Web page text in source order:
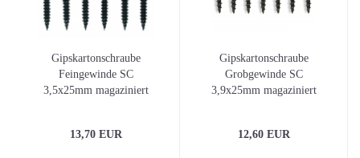
Gipskartonschraube
Feingewinde SC
3,5x25mm magaziniert
13,70 EUR
Gipskartonschraube
Grobgewinde SC
3,9x25mm magaziniert
12,60 EUR